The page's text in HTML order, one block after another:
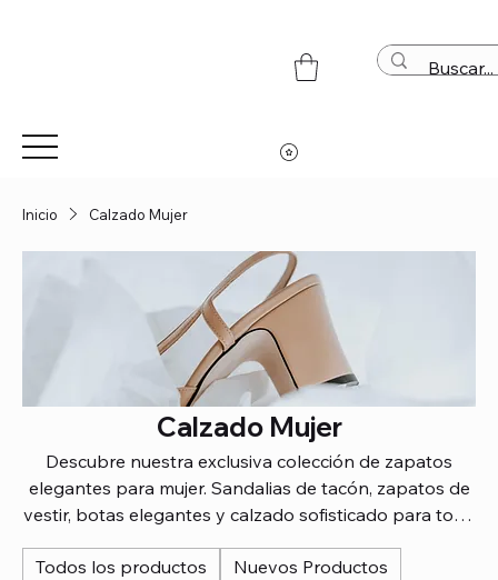
Inicio Calzado Mujer
Calzado Mujer
Descubre nuestra exclusiva colección de zapatos
elegantes para mujer. Sandalias de tacón, zapatos de
vestir, botas elegantes y calzado sofisticado para toda
modernos y la mejor calidad. Encuentra el calzado
Todos los productos Nuevos Productos